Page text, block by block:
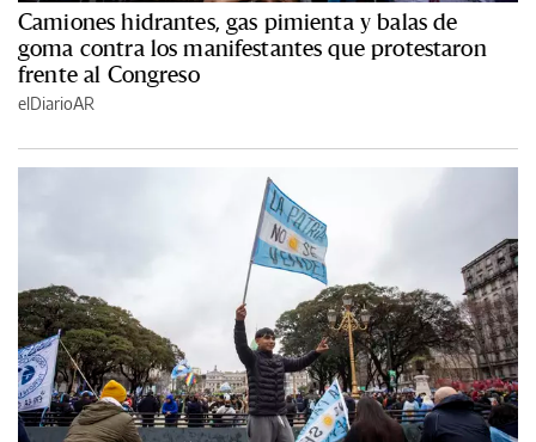
Camiones hidrantes, gas pimienta y balas de
goma contra los manifestantes que protestaron
frente al Congreso
elDiarioAR